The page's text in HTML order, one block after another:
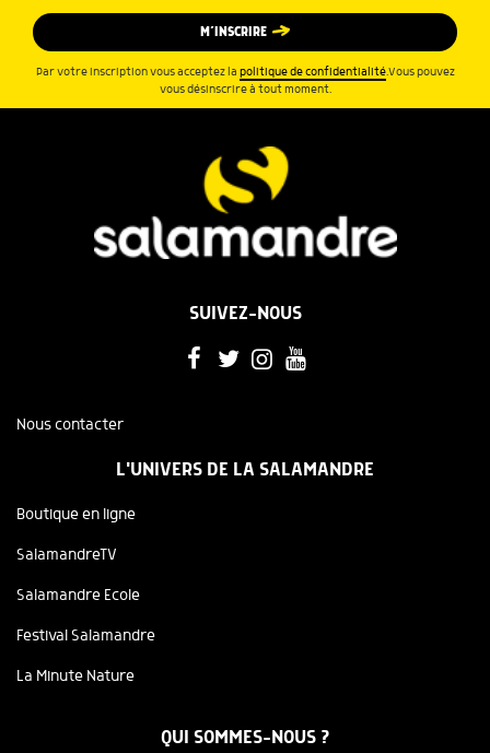
M’INSCRIRE
Par votre inscription vous acceptez la politique de confidentialité.Vous pouvez
vous désinscrire à tout moment.
SUIVEZ-NOUS
Nous contacter
L'UNIVERS DE LA SALAMANDRE
Boutique en ligne
SalamandreTV
Salamandre Ecole
Festival Salamandre
La Minute Nature
QUI SOMMES-NOUS ?